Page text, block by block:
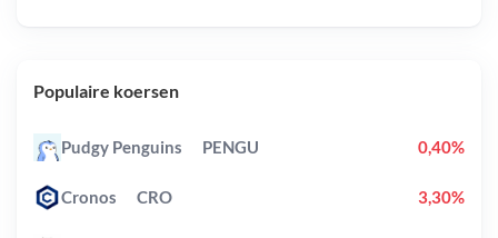
Populaire koersen
Pudgy Penguins PENGU 0,40%
Cronos CRO 3,30%